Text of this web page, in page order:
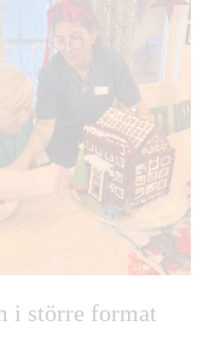
i större format